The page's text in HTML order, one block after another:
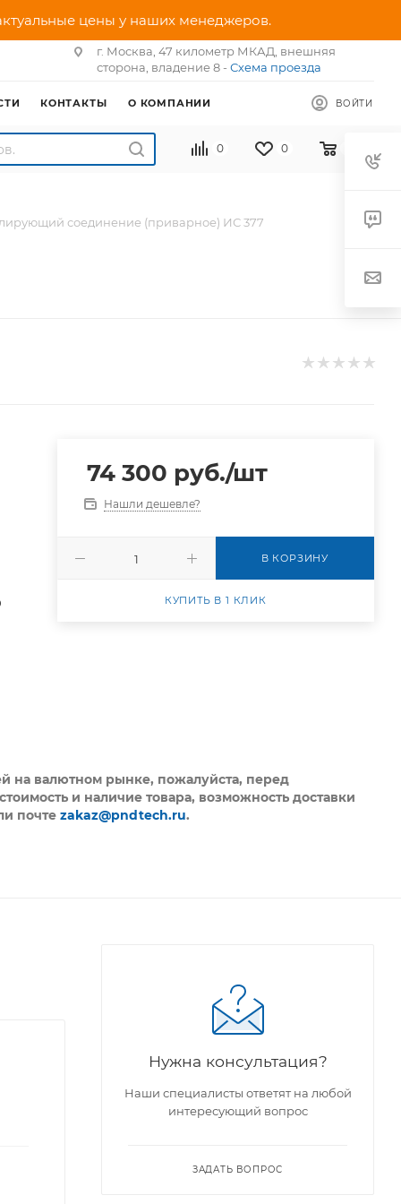
цены у наших менеджеров.
г. Москва, 47 километр МКАД, внешняя
сторона, владение 8 - Схема проезда
ВОЙТИ
КОНТАКТЫ О КОМПАНИИ
0 0
соединение (приварное) ИС 377
74 300 руб./шт
Нашли дешевле?
В КОРЗИНУ
КУПИТЬ В 1 КЛИК
на валютном рынке, пожалуйста, перед
и наличие товара, возможность доставки
почтеzakaz@pndtech.ru.
Нужна консультация?
Наши специалисты ответят на любой
интересующий вопрос
ЗАДАТЬ ВОПРОС